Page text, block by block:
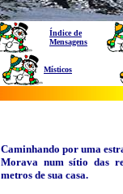
Índice de
Mensagens
Místicos
Caminhando por uma
Morava num sítio das
metros de sua casa.